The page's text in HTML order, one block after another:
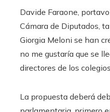
Davide Faraone,
Cámara de Diputados,
Giorgia Meloni se han
no me gustaría que se
directores de los
La propuesta deberá